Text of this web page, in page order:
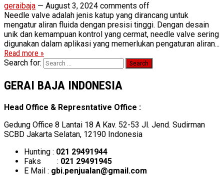
geraibaja — August 3, 2024 comments off
Needle valve adalah jenis katup yang dirancang untuk
mengatur aliran fluida dengan presisi tinggi. Dengan desain
unik dan kemampuan kontrol yang cermat, needle valve sering
digunakan dalam aplikasi yang memerlukan pengaturan aliran...
Read more »
Search for:
GERAI BAJA INDONESIA
Head Office & Represntative Office :
Gedung Office 8 Lantai 18 A Kav. 52-53 Jl. Jend. Sudirman
SCBD Jakarta Selatan, 12190 Indonesia
Hunting : 021 29491944
Faks : 021 29491945
E Mail : gbi.penjualan@gmail.com